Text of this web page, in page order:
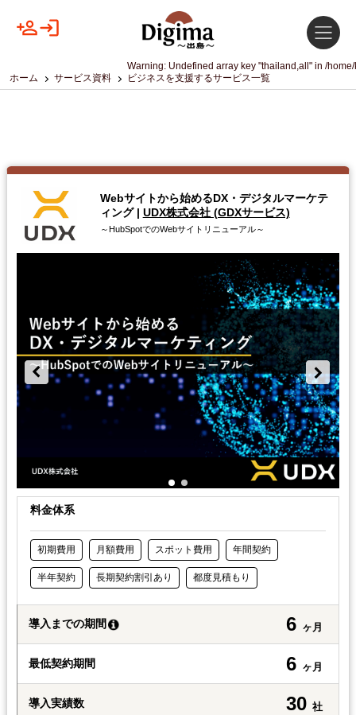
ホーム サービス資料
Warning: Undefined array key "thailand,all" in /
ビジネスを支援するサービス一覧
Webサイトから始めるDX・デジタルマーケテ
ィング | UDX株式会社 (GDXサービス)
～HubSpotでのWebサイトリニューアル～
料金体系
初期費用 月額費用 スポット費用 年間契約
半年契約 長期契約割引あり 都度見積もり
導入までの期間 6 ヶ月
最低契約期間 6 ヶ月
導入実績数 30 社